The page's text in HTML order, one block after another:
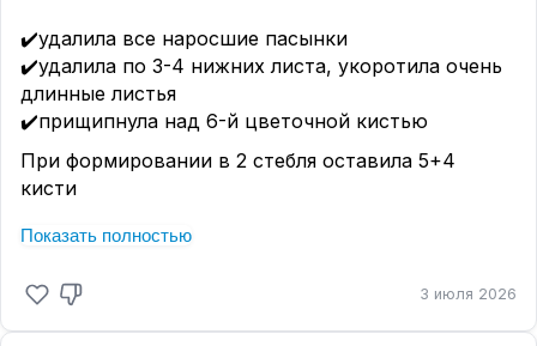
✔️удалила все наросшие пасынки
✔️удалила по 3-4 нижних листа, укоротила очень
длинные листья
✔️прищипнула над 6-й цветочной кистью
При формировании в 2 стебля оставила 5+4
кисти
Томаты-черри (кроме Вишни в шоколаде) пока не
Продолжаю проводить еженедельные обработки
Показать полностью
3 июля 2026